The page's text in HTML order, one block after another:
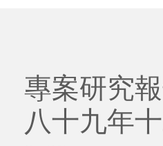
專案研究
八十九年